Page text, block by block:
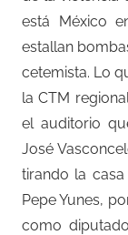
está México
estallan
cetemista. Lo
la CTM
el auditorio
José
tirando la
Pepe Yunes,
como